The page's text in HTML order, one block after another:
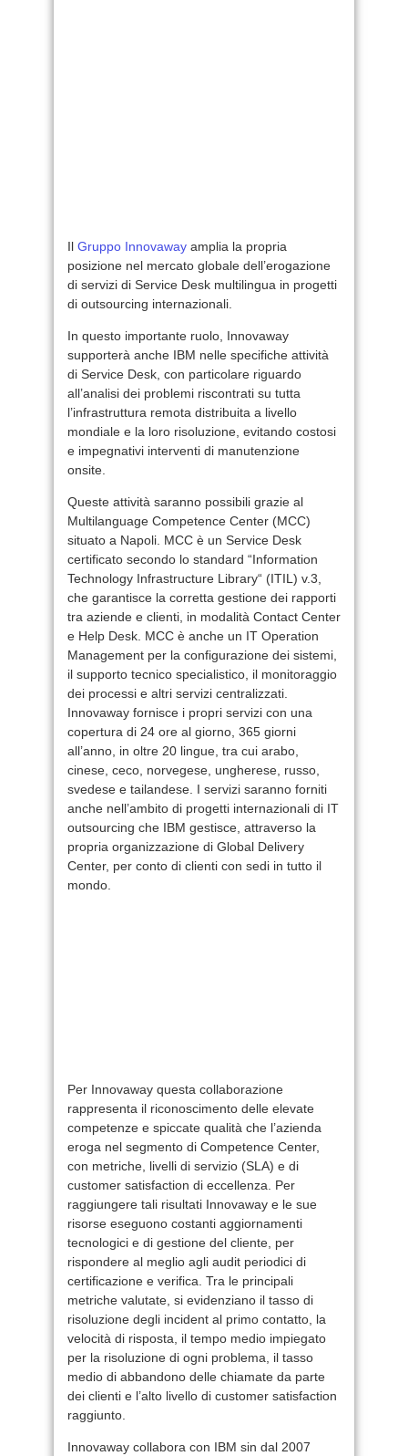
Il Gruppo Innovaway amplia la propria
posizione nel mercato globale dell’erogazione
di servizi di Service Desk multilingua in progetti
di outsourcing internazionali.
In questo importante ruolo, Innovaway
supporterà anche IBM nelle specifiche attività
di Service Desk, con particolare riguardo
all’analisi dei problemi riscontrati su tutta
l’infrastruttura remota distribuita a livello
mondiale e la loro risoluzione, evitando costosi
e impegnativi interventi di manutenzione
onsite.
Queste attività saranno possibili grazie al
Multilanguage Competence Center (MCC)
situato a Napoli. MCC è un Service Desk
certificato secondo lo standard “Information
Technology Infrastructure Library“ (ITIL) v.3,
che garantisce la corretta gestione dei rapporti
tra aziende e clienti, in modalità Contact Center
e Help Desk. MCC è anche un IT Operation
Management per la configurazione dei sistemi,
il supporto tecnico specialistico, il monitoraggio
dei processi e altri servizi centralizzati.
Innovaway fornisce i propri servizi con una
copertura di 24 ore al giorno, 365 giorni
all’anno, in oltre 20 lingue, tra cui arabo,
cinese, ceco, norvegese, ungherese, russo,
svedese e tailandese. I servizi saranno forniti
anche nell’ambito di progetti internazionali di IT
outsourcing che IBM gestisce, attraverso la
propria organizzazione di Global Delivery
Center, per conto di clienti con sedi in tutto il
mondo.
Per Innovaway questa collaborazione
rappresenta il riconoscimento delle elevate
competenze e spiccate qualità che l’azienda
eroga nel segmento di Competence Center,
con metriche, livelli di servizio (SLA) e di
customer satisfaction di eccellenza. Per
raggiungere tali risultati Innovaway e le sue
risorse eseguono costanti aggiornamenti
tecnologici e di gestione del cliente, per
rispondere al meglio agli audit periodici di
certificazione e verifica. Tra le principali
metriche valutate, si evidenziano il tasso di
risoluzione degli incident al primo contatto, la
velocità di risposta, il tempo medio impiegato
per la risoluzione di ogni problema, il tasso
medio di abbandono delle chiamate da parte
dei clienti e l’alto livello di customer satisfaction
raggiunto.
Innovaway collabora con IBM sin dal 2007